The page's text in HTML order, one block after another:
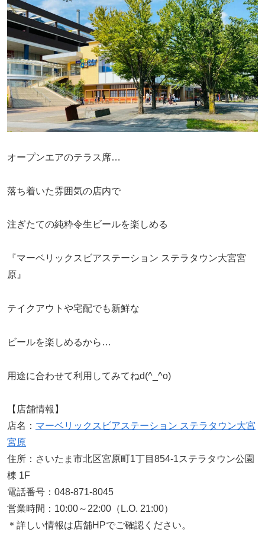
オープンエアのテラス席…
落ち着いた雰囲気の店内で
注ぎたての純粋令生ビールを楽しめる
『マーベリックスビアステーション ステラタウン大宮宮
原』
テイクアウトや宅配でも新鮮な
ビールを楽しめるから…
用途に合わせて利用してみてねd(^_^o)
【店舗情報】
店名： マーベリックスビアステーション ステラタウン大宮
宮原
住所：さいたま市北区宮原町1丁目854-1ステラタウン公園
棟 1F
電話番号：048-871-8045
営業時間：10:00～22:00（L.O. 21:00）
＊詳しい情報は店舗HPでご確認ください。